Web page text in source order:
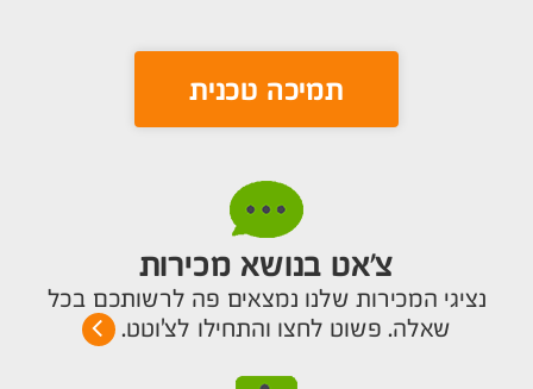
תמיכה טכנית
צ’אט בנושא מכירות
נציגי המכירות שלנו נמצאים פה לרשותכם בכל
שאלה. פשוט לחצו והתחילו לצ'וטט.